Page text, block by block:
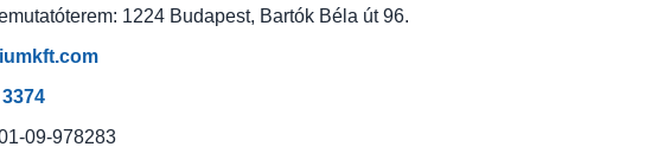
1224 Budapest, Bartók Béla út 96.
09-978283